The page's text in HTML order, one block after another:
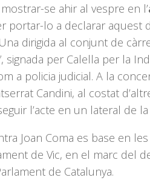
se ahir al vespre en l’
portar-lo a declarar aquest
dirigida al conjunt de
signada per Calella per la
a policia judicial. A la
Candini, al costat
l’acte en un lateral de
Joan Coma es base en
de Vic, en el marc del
de Catalunya.